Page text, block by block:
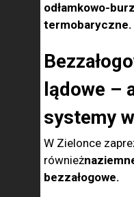
odłamkowo-
termobaryczne.
lądowe –
systemy
W Zielonce
również
bezzałogowe.